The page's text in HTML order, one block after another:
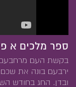
ספר מלכים א
בקשת העם מרחבעם.
ירבעם בונה את
ובדן. החג בחודש